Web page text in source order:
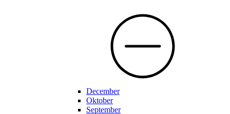
December
Oktober
September